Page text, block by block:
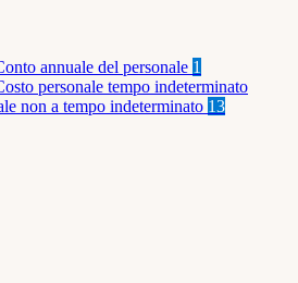
annuale del personale 1
personale tempo indeterminato
non a tempo indeterminato 13